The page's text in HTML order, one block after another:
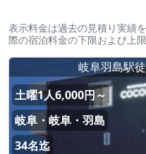
表示料金は過去の見積り実績
際の宿泊料金の下限および上
岐阜羽島駅
土曜1人6,000円～
岐阜・岐阜・羽島
34名迄